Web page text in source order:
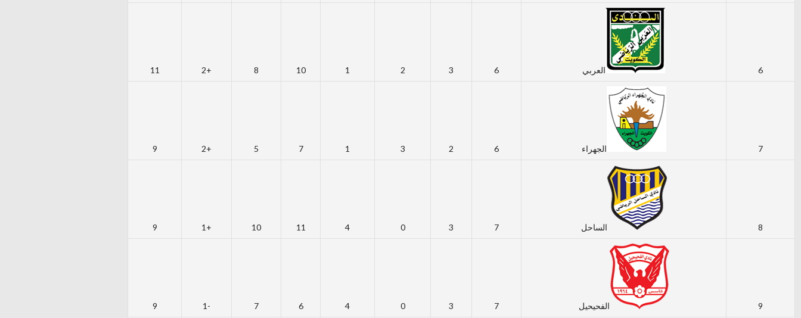
6 العربي 6
3
2
1
10
8
+2
11
7 الجهراء 6
2
3
1
7
5
+2
9
8 الساحل 7
3
0
4
11
10
+1
9
9 الفحيحيل 7
3
0
4
6
7
-1
9